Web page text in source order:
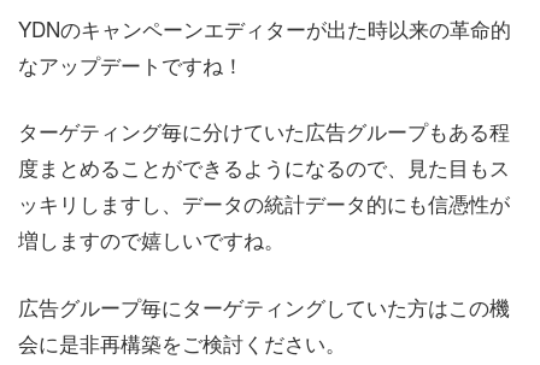
YDNのキャンペーンエディターが出た時以来の革命的
なアップデートですね！
ターゲティング毎に分けていた広告グループもある程
度まとめることができるようになるので、見た目もス
ッキリしますし、データの統計データ的にも信憑性が
増しますので嬉しいですね。
広告グループ毎にターゲティングしていた方はこの機
会に是非再構築をご検討ください。